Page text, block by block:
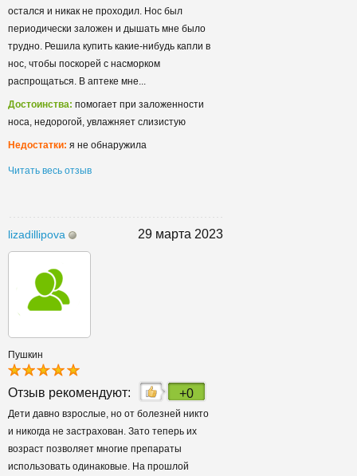
остался и никак не проходил. Нос был
периодически заложен и дышать мне было
трудно. Решила купить какие-нибудь капли в
нос, чтобы поскорей с насморком
распрощаться. В аптеке мне...
Достоинства: помогает при заложенности
носа, недорогой, увлажняет слизистую
Недостатки: я не обнаружила
Читать весь отзыв
lizadillipova 29 марта 2023
Пушкин
Отзыв рекомендуют: +0
Дети давно взрослые, но от болезней никто
и никогда не застрахован. Зато теперь их
возраст позволяет многие препараты
использовать одинаковые. На прошлой